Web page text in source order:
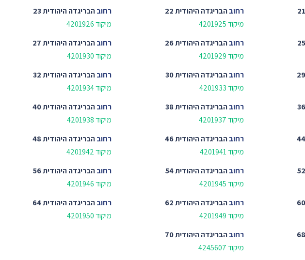
רחובהבריגדה היהודית 22
מיקוד 4201925
רחובהבריגדה היהודית 23
מיקוד 4201926
רחובהבריגדה היהודית 26
מיקוד 4201929
רחובהבריגדה היהודית 27
מיקוד 4201930
רחובהבריגדה היהודית 30
מיקוד 4201933
רחובהבריגדה היהודית 32
מיקוד 4201934
רחובהבריגדה היהודית 38
מיקוד 4201937
רחובהבריגדה היהודית 40
מיקוד 4201938
רחובהבריגדה היהודית 46
מיקוד 4201941
רחובהבריגדה היהודית 48
מיקוד 4201942
רחובהבריגדה היהודית 54
מיקוד 4201945
רחובהבריגדה היהודית 56
מיקוד 4201946
רחובהבריגדה היהודית 62
מיקוד 4201949
רחובהבריגדה היהודית 64
מיקוד 4201950
רחובהבריגדה היהודית 70
מיקוד 4245607